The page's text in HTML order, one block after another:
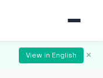
View in English ×